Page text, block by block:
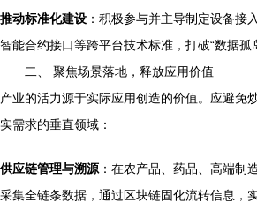
推动标准化建设 ：积极参与并主导制定设备接
智能合约接口等跨平台技术标准，打破“数据孤
二、 聚焦场景落地，释放应用价值
产业的活力源于实际应用创造的价值。应避免
实需求的垂直领域：
供应链管理与溯源 ：在农产品、药品、高端制
采集全链条数据，通过区块链固化流转信息，